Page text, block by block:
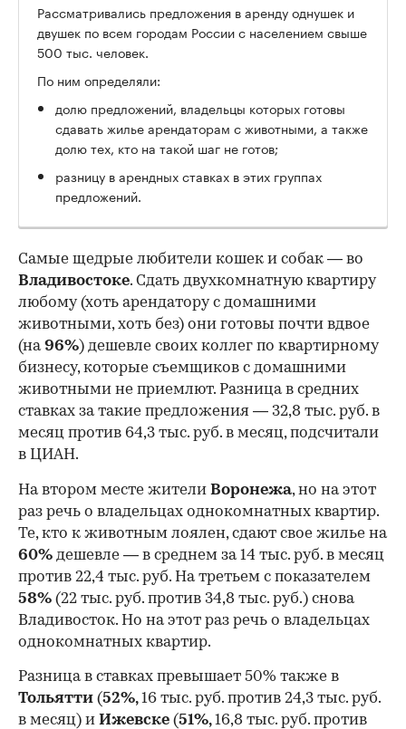
Рассматривались предложения в аренду однушек и
двушек по всем городам России с населением свыше
500 тыс. человек.
По ним определяли:
долю предложений, владельцы которых готовы
сдавать жилье арендаторам с животными, а также
долю тех, кто на такой шаг не готов;
разницу в арендных ставках в этих группах
предложений.
Самые щедрые любители кошек и собак — во
Владивостоке. Сдать двухкомнатную квартиру
любому (хоть арендатору с домашними
животными, хоть без) они готовы почти вдвое
(на96%) дешевле своих коллег по квартирному
бизнесу, которые съемщиков с домашними
животными не приемлют. Разница в средних
ставках за такие предложения — 32,8 тыс. руб. в
месяц против 64,3 тыс. руб. в месяц, подсчитали
в ЦИАН.
На втором месте жители Воронежа, но на этот
раз речь о владельцах однокомнатных квартир.
Те, кто к животным лоялен, сдают свое жилье на
60% дешевле — в среднем за 14 тыс. руб. в месяц
против 22,4 тыс. руб. На третьем с показателем
58% (22 тыс. руб. против 34,8 тыс. руб.) снова
Владивосток. Но на этот раз речь о владельцах
однокомнатных квартир.
Разница в ставках превышает 50% также в
Тольятти (52%,16 тыс. руб. против 24,3 тыс. руб.
в месяц) и Ижевске (51%,16,8 тыс. руб. против